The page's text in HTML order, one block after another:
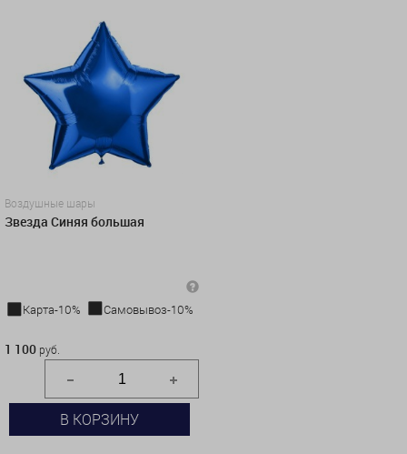
Воздушные шары
Звезда Синяя большая
Карта-10%
Самовывоз-10%
1 100 руб.
В КОРЗИНУ